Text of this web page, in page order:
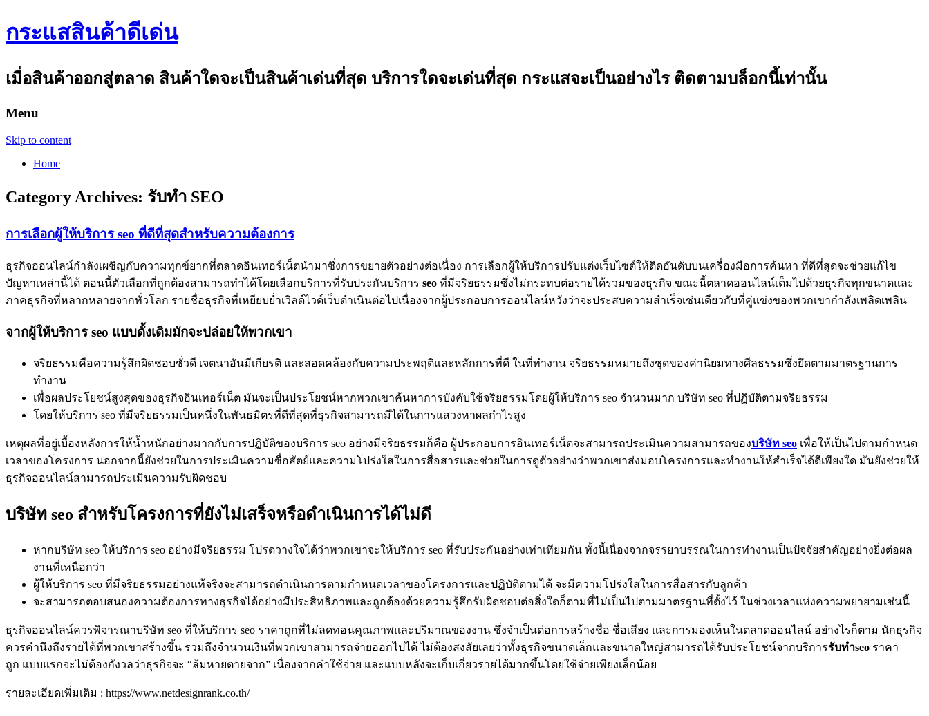
กระแสสินค้าดีเด่น
เมื่อสินค้าออกสู่ตลาด สินค้าใดจะเป็นสินค้าเด่นที่สุด บริการใดจะเด่นที่สุด กระแสจะเป็นอย่างไร ติดตามบล็อกนี้เท่านั้น
Menu
Skip to content
Home
Category Archives: รับทำ SEO
การเลือกผู้ให้บริการ seo ที่ดีที่สุดสำหรับความต้องการ
ธุรกิจออนไลน์กำลังเผชิญกับความทุกข์ยากที่ตลาดอินเทอร์เน็ตนำมาซึ่งการขยายตัวอย่างต่อเนื่อง การเลือกผู้ให้บริการปรับแต่งเว็บไซต์ให้ติดอันดับบนเครื่องมือการค้นหา ที่ดีที่สุดจะช่วยแก้ไข
ปัญหาเหล่านี้ได้ ตอนนี้ตัวเลือกที่ถูกต้องสามารถทำได้โดยเลือกบริการที่รับประกันบริการ seo ที่มีจริยธรรมซึ่งไม่กระทบต่อรายได้รวมของธุรกิจ ขณะนี้ตลาดออนไลน์เต็มไปด้วยธุรกิจทุกขนาดและ
ภาคธุรกิจที่หลากหลายจากทั่วโลก รายชื่อธุรกิจที่เหยียบย่ำเวิลด์ไวด์เว็บดำเนินต่อไปเนื่องจากผู้ประกอบการออนไลน์หวังว่าจะประสบความสำเร็จเช่นเดียวกับที่คู่แข่งของพวกเขากำลังเพลิดเพลิน
จากผู้ให้บริการ seo แบบดั้งเดิมมักจะปล่อยให้พวกเขา
จริยธรรมคือความรู้สึกผิดชอบชั่วดี เจตนาอันมีเกียรติ และสอดคล้องกับความประพฤติและหลักการที่ดี ในที่ทำงาน จริยธรรมหมายถึงชุดของค่านิยมทางศีลธรรมซึ่งยึดตามมาตรฐานการ
ทำงาน
เพื่อผลประโยชน์สูงสุดของธุรกิจอินเทอร์เน็ต มันจะเป็นประโยชน์หากพวกเขาค้นหาการบังคับใช้จริยธรรมโดยผู้ให้บริการ seo จำนวนมาก บริษัท seo ที่ปฏิบัติตามจริยธรรม
โดยให้บริการ seo ที่มีจริยธรรมเป็นหนึ่งในพันธมิตรที่ดีที่สุดที่ธุรกิจสามารถมีได้ในการแสวงหาผลกำไรสูง
เหตุผลที่อยู่เบื้องหลังการให้น้ำหนักอย่างมากกับการปฏิบัติของบริการ seo อย่างมีจริยธรรมก็คือ ผู้ประกอบการอินเทอร์เน็ตจะสามารถประเมินความสามารถของบริษัท seo เพื่อให้เป็นไปตามกำหนด
เวลาของโครงการ นอกจากนี้ยังช่วยในการประเมินความซื่อสัตย์และความโปร่งใสในการสื่อสารและช่วยในการดูตัวอย่างว่าพวกเขาส่งมอบโครงการและทำงานให้สำเร็จได้ดีเพียงใด มันยังช่วยให้
ธุรกิจออนไลน์สามารถประเมินความรับผิดชอบ
บริษัท seo สำหรับโครงการที่ยังไม่เสร็จหรือดำเนินการได้ไม่ดี
หากบริษัท seo ให้บริการ seo อย่างมีจริยธรรม โปรดวางใจได้ว่าพวกเขาจะให้บริการ seo ที่รับประกันอย่างเท่าเทียมกัน ทั้งนี้เนื่องจากจรรยาบรรณในการทำงานเป็นปัจจัยสำคัญอย่างยิ่งต่อผล
งานที่เหนือกว่า
ผู้ให้บริการ seo ที่มีจริยธรรมอย่างแท้จริงจะสามารถดำเนินการตามกำหนดเวลาของโครงการและปฏิบัติตามได้ จะมีความโปร่งใสในการสื่อสารกับลูกค้า
จะสามารถตอบสนองความต้องการทางธุรกิจได้อย่างมีประสิทธิภาพและถูกต้องด้วยความรู้สึกรับผิดชอบต่อสิ่งใดก็ตามที่ไม่เป็นไปตามมาตรฐานที่ตั้งไว้ ในช่วงเวลาแห่งความพยายามเช่นนี้
ธุรกิจออนไลน์ควรพิจารณาบริษัท seo ที่ให้บริการ seo ราคาถูกที่ไม่ลดทอนคุณภาพและปริมาณของงาน ซึ่งจำเป็นต่อการสร้างชื่อ ชื่อเสียง และการมองเห็นในตลาดออนไลน์ อย่างไรก็ตาม นักธุรกิจ
ควรคำนึงถึงรายได้ที่พวกเขาสร้างขึ้น รวมถึงจำนวนเงินที่พวกเขาสามารถจ่ายออกไปได้ ไม่ต้องสงสัยเลยว่าทั้งธุรกิจขนาดเล็กและขนาดใหญ่สามารถได้รับประโยชน์จากบริการรับทำseo ราคา
ถูก แบบแรกจะไม่ต้องกังวลว่าธุรกิจจะ “ล้มหายตายจาก” เนื่องจากค่าใช้จ่าย และแบบหลังจะเก็บเกี่ยวรายได้มากขึ้นโดยใช้จ่ายเพียงเล็กน้อย
รายละเอียดเพิ่มเติม : https://www.netdesignrank.co.th/